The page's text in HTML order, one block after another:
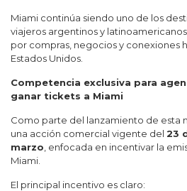
Miami continúa siendo uno de los
viajeros argentinos y
por compras, negocios y conexiones
Estados Unidos.
Competencia exclusiva para
ganar tickets a Miami
Como parte del lanzamiento de esta
una acción comercial vigente del 23
marzo , enfocada en incentivar la
Miami.
El principal incentivo es claro: